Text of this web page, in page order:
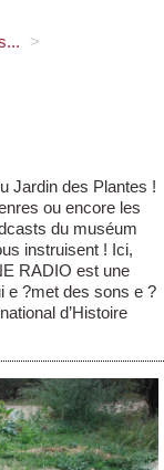
>
Jardin des Plantes !
ou encore les
du muséum
instruisent ! Ici,
RADIO est une
e ?met des sons e ?
d’Histoire